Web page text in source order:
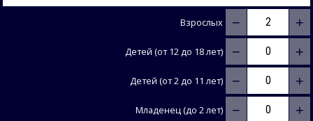
Взрослых − +
Детей (от 12 до 18 лет) − +
Детей (от 2 до 11 лет) − +
Младенец (до 2 лет) − +